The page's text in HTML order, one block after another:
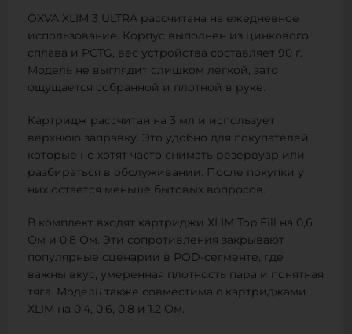
OXVA XLIM 3 ULTRA рассчитана на ежедневное
использование. Корпус выполнен из цинкового
сплава и PCTG, вес устройства составляет 90 г.
Модель не выглядит слишком легкой, зато
ощущается собранной и плотной в руке.
Картридж рассчитан на 3 мл и использует
верхнюю заправку. Это удобно для покупателей,
которые не хотят часто снимать резервуар или
разбираться в обслуживании. После покупки у
них остается меньше бытовых вопросов.
В комплект входят картриджи XLIM Top Fill на 0,6
Ом и 0,8 Ом. Эти сопротивления закрывают
популярные сценарии в POD-сегменте, где
важны вкус, умеренная плотность пара и понятная
тяга. Модель также совместима с картриджами
XLIM на 0.4, 0.6, 0.8 и 1.2 Ом.